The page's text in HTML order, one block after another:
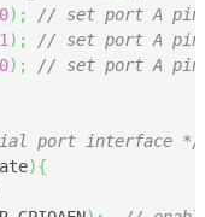
) ;
// set port A pin
) ;
// set port A pin
) ;
// set port A
port interface */
){